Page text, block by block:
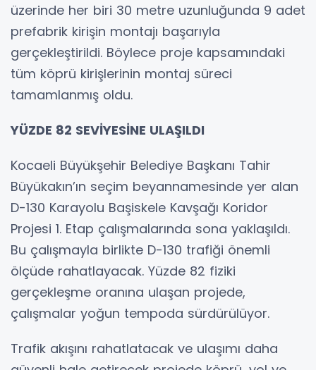
üzerinde her biri 30 metre uzunluğunda 9 adet
prefabrik kirişin montajı başarıyla
gerçekleştirildi. Böylece proje kapsamındaki
tüm köprü kirişlerinin montaj süreci
tamamlanmış oldu.
YÜZDE 82 SEVİYESİNE ULAŞILDI
Kocaeli Büyükşehir Belediye Başkanı Tahir
Büyükakın’ın seçim beyannamesinde yer alan
D-130 Karayolu Başiskele Kavşağı Koridor
Projesi 1. Etap çalışmalarında sona yaklaşıldı.
Bu çalışmayla birlikte D-130 trafiği önemli
ölçüde rahatlayacak. Yüzde 82 fiziki
gerçekleşme oranına ulaşan projede,
çalışmalar yoğun tempoda sürdürülüyor.
Trafik akışını rahatlatacak ve ulaşımı daha